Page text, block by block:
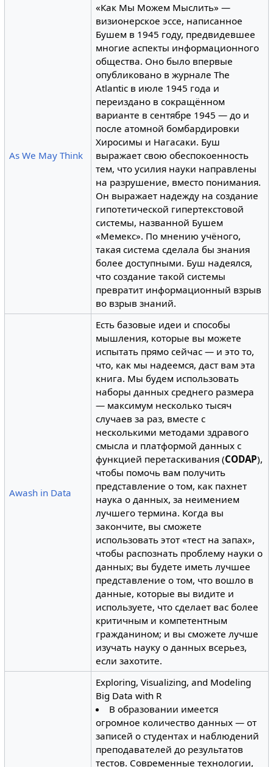
As We May Think
«Как Мы Можем Мыслить» —
визионерское эссе, написанное
Бушем в 1945 году, предвидевшее
многие аспекты информационного
общества. Оно было впервые
опубликовано в журнале The
Atlantic в июле 1945 года и
переиздано в сокращённом
варианте в сентябре 1945 — до и
после атомной бомбардировки
Хиросимы и Нагасаки. Буш
выражает свою обеспокоенность
тем, что усилия науки направлены
на разрушение, вместо понимания.
Он выражает надежду на создание
гипотетической гипертекстовой
системы, названной Бушем
«Мемекс». По мнению учёного,
такая система сделала бы знания
более доступными. Буш надеялся,
что создание такой системы
превратит информационный взрыв
во взрыв знаний.
Awash in Data
Есть базовые идеи и способы
мышления, которые вы можете
испытать прямо сейчас — и это то,
что, как мы надеемся, даст вам эта
книга. Мы будем использовать
наборы данных среднего размера
— максимум несколько тысяч
случаев за раз, вместе с
несколькими методами здравого
смысла и платформой данных с
функцией перетаскивания (CODAP),
чтобы помочь вам получить
представление о том, как пахнет
наука о данных, за неимением
лучшего термина. Когда вы
закончите, вы сможете
использовать этот «тест на запах»,
чтобы распознать проблему науки о
данных; вы будете иметь лучшее
представление о том, что вошло в
данные, которые вы видите и
используете, что сделает вас более
критичным и компетентным
гражданином; и вы сможете лучше
изучать науку о данных всерьез,
если захотите.
Exploring, Visualizing, and Modeling
Big Data with R
В образовании имеется
огромное количество данных — от
записей о студентах и наблюдений
преподавателей до результатов
тестов. Современные технологии,